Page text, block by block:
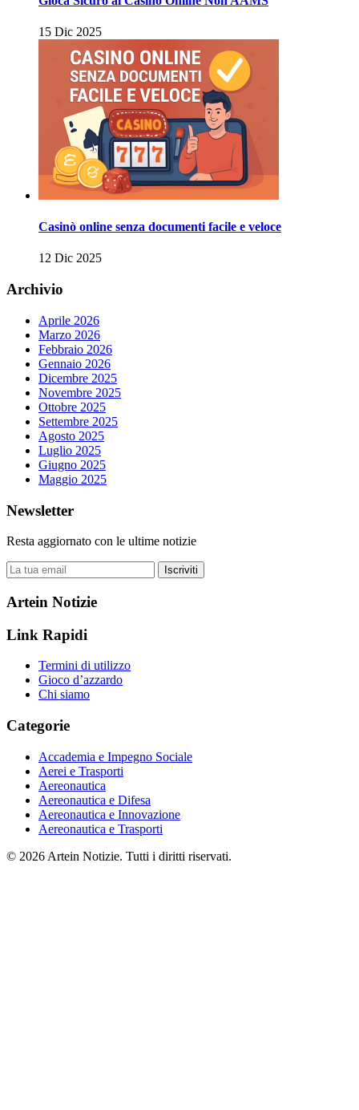
15 Dic 2025
Casinò online senza documenti facile e veloce
12 Dic 2025
Archivio
Aprile 2026
Marzo 2026
Febbraio 2026
Gennaio 2026
Dicembre 2025
Novembre 2025
Ottobre 2025
Settembre 2025
Agosto 2025
Luglio 2025
Giugno 2025
Maggio 2025
Newsletter
Resta aggiornato con le ultime notizie
Iscriviti
Artein Notizie
Link Rapidi
Termini di utilizzo
Gioco d’azzardo
Chi siamo
Categorie
Accademia e Impegno Sociale
Aerei e Trasporti
Aereonautica
Aereonautica e Difesa
Aereonautica e Innovazione
Aereonautica e Trasporti
© 2026 Artein Notizie. Tutti i diritti riservati.